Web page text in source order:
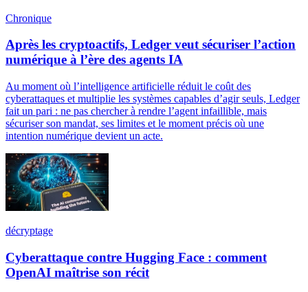
Chronique
Après les cryptoactifs, Ledger veut sécuriser l’action
numérique à l’ère des agents IA
Au moment où l’intelligence artificielle réduit le coût des
cyberattaques et multiplie les systèmes capables d’agir seuls, Ledger
fait un pari : ne pas chercher à rendre l’agent infaillible, mais
sécuriser son mandat, ses limites et le moment précis où une
intention numérique devient un acte.
décryptage
Cyberattaque contre Hugging Face : comment
OpenAI maîtrise son récit